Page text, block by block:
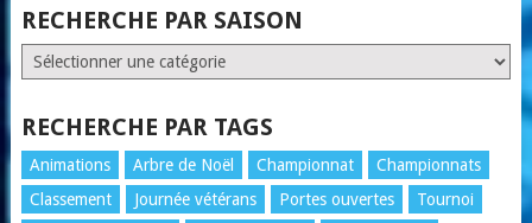
RECHERCHE PAR SAISON
RECHERCHE
PAR
RECHERCHE PAR TAGS
Animations Arbre de Noël Championnat
Championnats
Classement
Journée vétérans Portes ouvertes Tournoi